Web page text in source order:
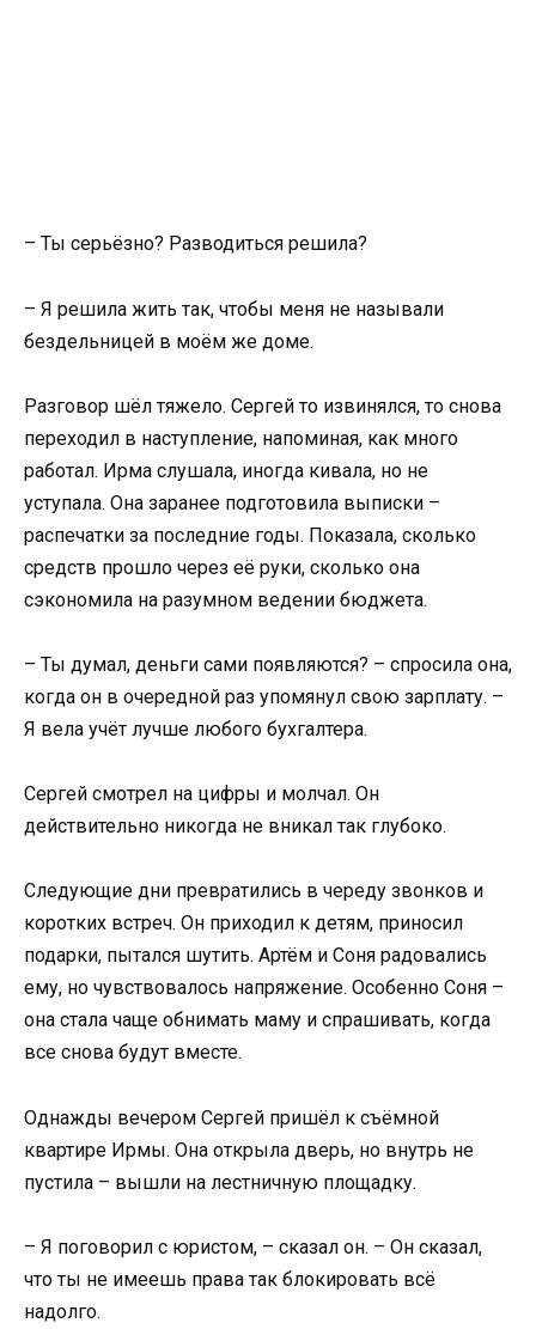
– Ты серьёзно? Разводиться решила?
– Я решила жить так, чтобы меня не называли
бездельницей в моём же доме.
Разговор шёл тяжело. Сергей то извинялся, то снова
переходил в наступление, напоминая, как много
работал. Ирма слушала, иногда кивала, но не
уступала. Она заранее подготовила выписки –
распечатки за последние годы. Показала, сколько
средств прошло через её руки, сколько она
сэкономила на разумном ведении бюджета.
– Ты думал, деньги сами появляются? – спросила она,
когда он в очередной раз упомянул свою зарплату. –
Я вела учёт лучше любого бухгалтера.
Сергей смотрел на цифры и молчал. Он
действительно никогда не вникал так глубоко.
Следующие дни превратились в череду звонков и
коротких встреч. Он приходил к детям, приносил
подарки, пытался шутить. Артём и Соня радовались
ему, но чувствовалось напряжение. Особенно Соня –
она стала чаще обнимать маму и спрашивать, когда
все снова будут вместе.
Однажды вечером Сергей пришёл к съёмной
квартире Ирмы. Она открыла дверь, но внутрь не
пустила – вышли на лестничную площадку.
– Я поговорил с юристом, – сказал он. – Он сказал,
что ты не имеешь права так блокировать всё
надолго.